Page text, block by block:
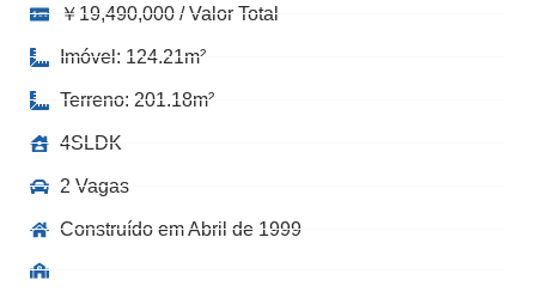
￥19,490,000 / Valor Total
Imóvel: 124.21m²
Terreno: 201.18m²
4SLDK
2 Vagas
Construído em Abril de 1999